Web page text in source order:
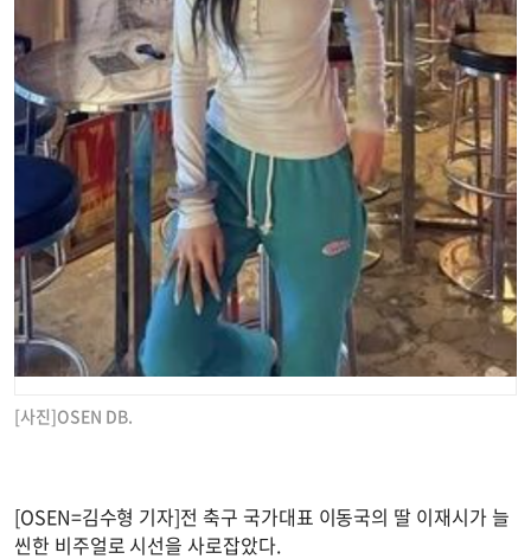
[사진]OSEN DB.
[OSEN=김수형 기자]전 축구 국가대표 이동국의 딸 이재시가 늘
씬한 비주얼로 시선을 사로잡았다.